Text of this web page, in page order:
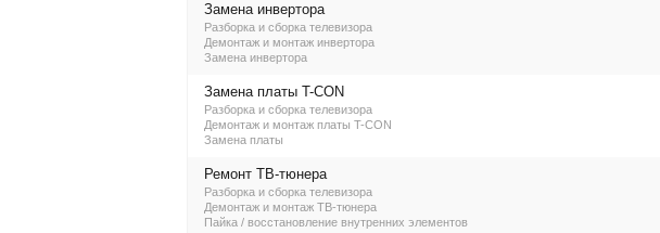
Замена инвертора
Разборка и сборка телевизора
Демонтаж и монтаж инвертора
Замена инвертора
Замена платы T-CON
Разборка и сборка телевизора
Демонтаж и монтаж платы T-CON
Замена платы
Ремонт ТВ-тюнера
Разборка и сборка телевизора
Демонтаж и монтаж ТВ-тюнера
Пайка / восстановление внутренних элементов